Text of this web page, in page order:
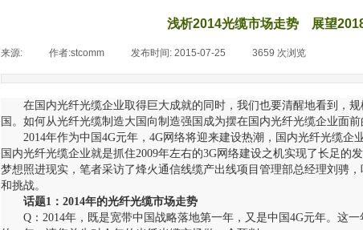
浅析2014光缆市场走势 展望
来源: 作者:stcomm 发布时间: 2015-07-25 3659 次浏览
在国内光纤光缆企业取得巨大成就的同时，我们也要清醒地看到，
国。如何从光纤光缆制造大国向制造强国成为摆在国内光纤光缆企业面前
2014年作为中国4G元年，4G网络将迎来建设热潮，国内光纤光缆企
国内光纤光缆企业就是抓住2009年左右的3G网络建设之机实现了长足的
梦想照进现实，笔者采访了烽火通信线缆产出线项目管理部总经理刘骋
和挑战。
话题1：2014年的光纤光缆市场走势
Q：2014年，既是宽带中国战略落地第一年，又是中国4G元年。这